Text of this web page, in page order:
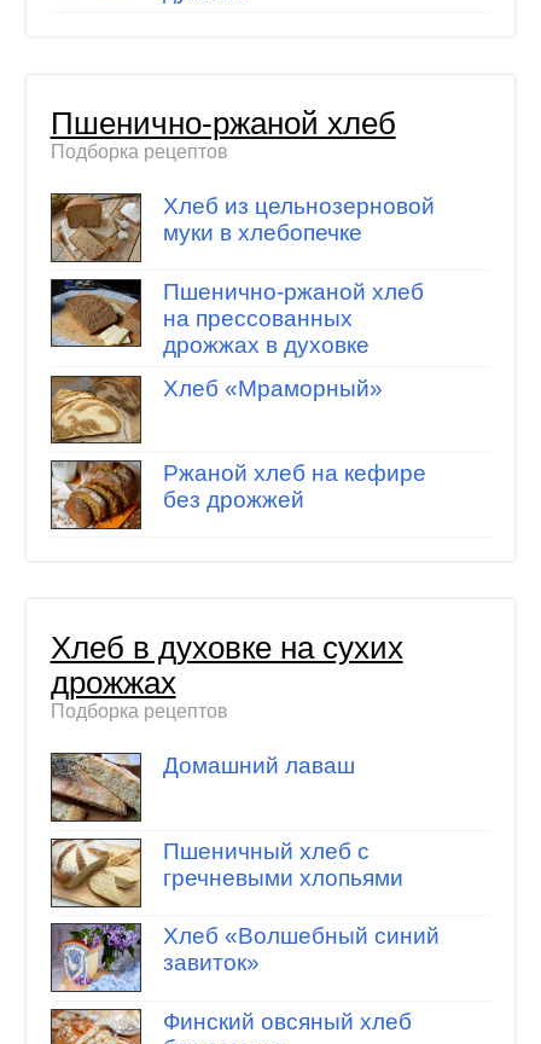
Пшенично-ржаной хлеб
Подборка рецептов
Хлеб из цельнозерновой
муки в хлебопечке
Пшенично-ржаной хлеб
на прессованных
дрожжах в духовке
Хлеб «Мраморный»
Ржаной хлеб на кефире
без дрожжей
Хлеб в духовке на сухих
дрожжах
Подборка рецептов
Домашний лаваш
Пшеничный хлеб с
гречневыми хлопьями
Хлеб «Волшебный синий
завиток»
Финский овсяный хлеб